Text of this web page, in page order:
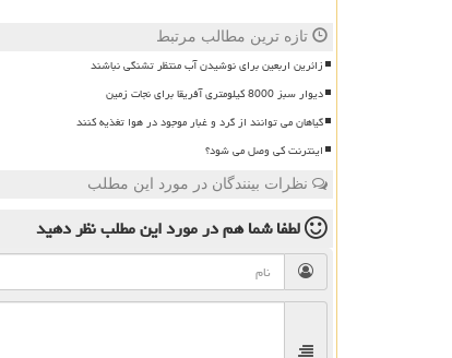
تازه ترین مطالب مرتبط
زائرین اربعین برای نوشیدن آب منتظر تشنگی نباشند
دیوار سبز 8000 کیلومتری آفریقا برای نجات زمین
گیاهان می توانند از گرد و غبار موجود در هوا تغذیه کنند
اینترنت کی وصل می شود؟
نظرات بینندگان در مورد این مطلب
لطفا شما همدر مورد این مطلبنظر دهید